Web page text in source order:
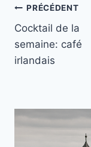
Navigation
de
l’article
PRÉCÉDENT
Cocktail de la
semaine: café
irlandais